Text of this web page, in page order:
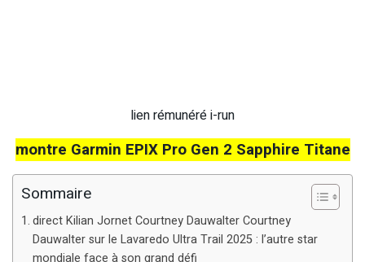
lien rémunéré i-run
montre Garmin EPIX Pro Gen 2 Sapphire Titane
Sommaire
direct Kilian Jornet Courtney Dauwalter Courtney
Dauwalter sur le Lavaredo Ultra Trail 2025 : l’autre star